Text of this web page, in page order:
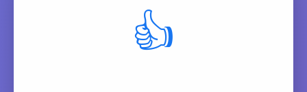
👍